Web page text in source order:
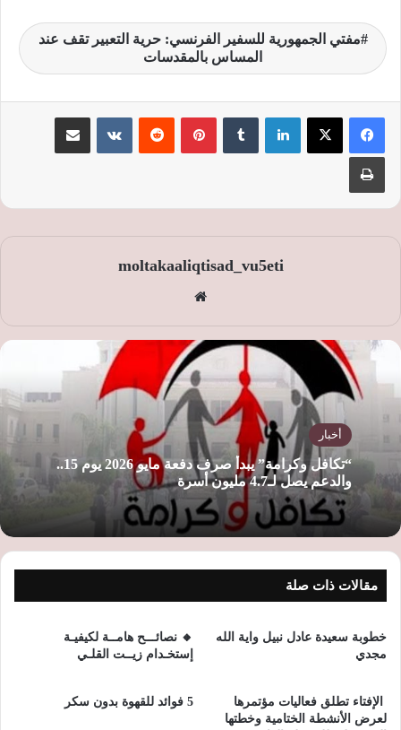
مفتي الجمهورية للسفير الفرنسي: حرية التعبير تقف عند
المساس بالمقدسات
لينكدإن بينتيريست
moltakaaliqtisad_vu5eti
الوي
ب
أخبار
“تكافل وكرامة” يبدأ صرف دفعة مايو 2026 يوم 15..
والدعم يصل لـ4.7 مليون أسرة
مقالات ذات صلة
خطوبة سعيدة عادل نبيل واية الله
مجدي
🔸️ نصائـــح هامــة لكيفيـة
إستخـدام زيــت القلـي
الإفتاء تطلق فعاليات مؤتمرها
لعرض الأنشطة الختامية وخطتها
5 فوائد للقهوة بدون سكر